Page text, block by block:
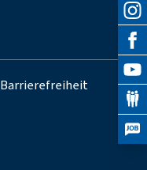
Barrierefreiheit